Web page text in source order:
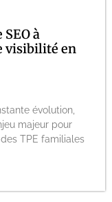
à
visibilité en
évolution,
majeur pour
TPE familiales